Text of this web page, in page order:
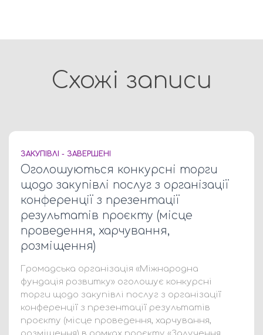
Схожі записи
ЗАКУПІВЛІ - ЗАВЕРШЕНІ
Оголошуються конкурсні торги
щодо закупівлі послуг з організації
конференції з презентації
результатів проєкту (місце
проведення, харчування,
розміщення)
Громадська організація «Міжнародна
фундація розвитку» оголошує конкурсні
торги щодо закупівлі послуг з організації
конференції з презентації результатів
проєкту (місце проведення, харчування,